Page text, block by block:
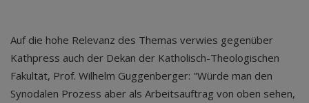
Auf die hohe Relevanz des Themas verwies gegenüber
Kathpress auch der Dekan der Katholisch-Theologischen
Fakultät, Prof. Wilhelm Guggenberger: "Würde man den
Synodalen Prozess aber als Arbeitsauftrag von oben sehen,